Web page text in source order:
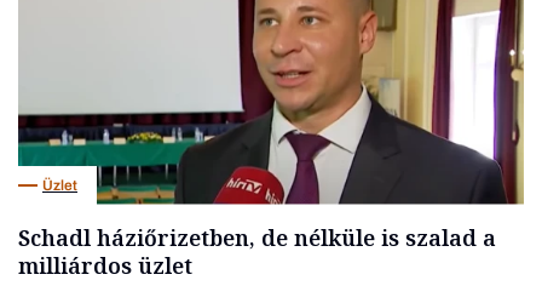
Üzlet
Schadl háziőrizetben, de nélküle is szalad a
milliárdos üzlet